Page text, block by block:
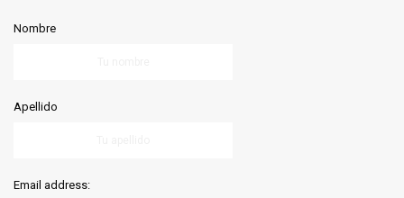
Nombre
Apellido
Email address: